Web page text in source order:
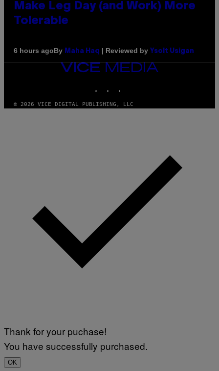
Make Leg Day (and Work) More
Tolerable
6 hours agoBy Maha Haq | Reviewed by Ysolt Usigan
VICE
MEDIA
© 2026 VICE DIGITAL PUBLISHING, LLC
Thank for your puchase!
You have successfully purchased.
OK